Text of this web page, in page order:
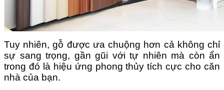
Tuy nhiên, gỗ được ưa chuộng hơn cả không chỉ
sự sang trọng, gần gũi với tự nhiên mà còn ẩn
trong đó là hiệu ứng phong thủy tích cực cho căn
nhà của bạn.